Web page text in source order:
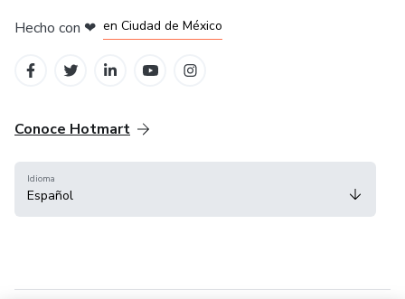
Hecho con ❤ en Ciudad de México
Conoce Hotmart
Idioma
Español